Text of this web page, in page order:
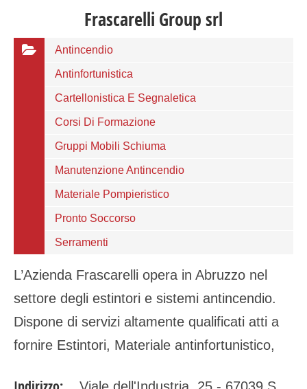
Frascarelli Group srl
Antincendio
Antinfortunistica
Cartellonistica E Segnaletica
Corsi Di Formazione
Gruppi Mobili Schiuma
Manutenzione Antincendio
Materiale Pompieristico
Pronto Soccorso
Serramenti
L’Azienda Frascarelli opera in Abruzzo nel
settore degli estintori e sistemi antincendio.
Dispone di servizi altamente qualificati atti a
fornire Estintori, Materiale antinfortunistico,